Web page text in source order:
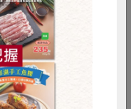
秘訣，也認識了合作
減硝酸鹽